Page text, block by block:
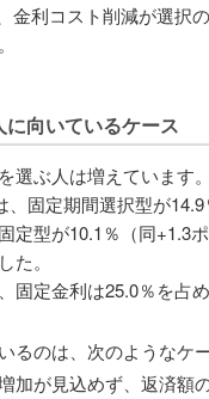
金利コスト削減が選択
向いているケース
選ぶ人は増えています。
、固定期間選択型が
定型が10.1％（同+1.3
た。
固定金利は25.0％を占め
るのは、次のようなケー
加が見込めず、返済額